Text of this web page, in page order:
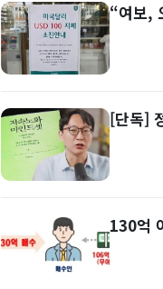
“여보,
[단독]
130억